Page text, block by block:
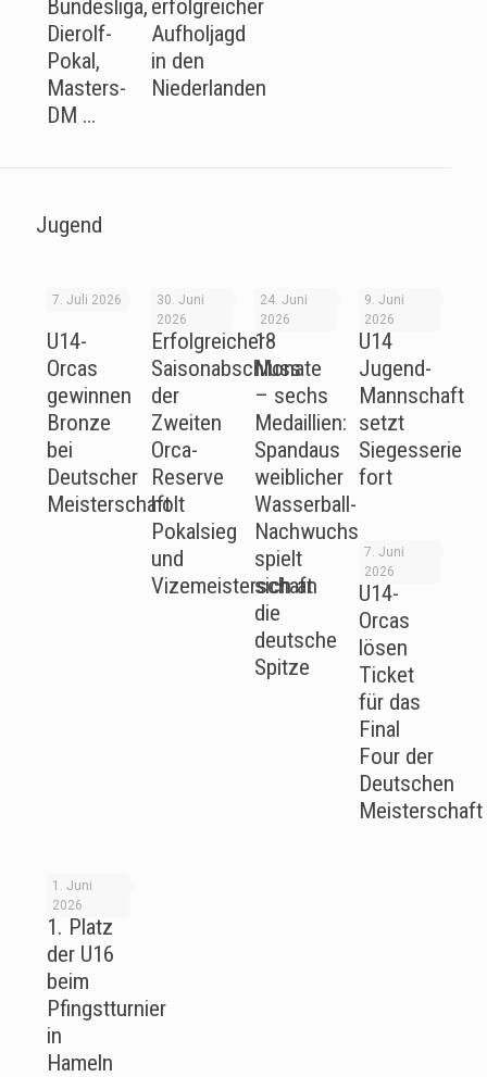
Bundesliga,
Dierolf-
Pokal,
Masters-
DM …
erfolgreicher
Aufholjagd
in den
Niederlanden
Jugend
7. Juli 2026
U14-
Orcas
gewinnen
Bronze
bei
Deutscher
Meisterschaft
30. Juni
2026
Erfolgreicher
Saisonabschluss
der
Zweiten
Orca-
Reserve
holt
Pokalsieg
und
Vizemeisterschaft
24. Juni
2026
18
Monate
– sechs
Medaillien:
Spandaus
weiblicher
Wasserball-
Nachwuchs
spielt
sich an
die
deutsche
Spitze
9. Juni
2026
U14
Jugend-
Mannschaft
setzt
Siegesserie
fort
7. Juni
2026
U14-
Orcas
lösen
Ticket
für das
Final
Four der
Deutschen
Meisterschaft
1. Juni
2026
1. Platz
der U16
beim
Pfingstturnier
in
Hameln